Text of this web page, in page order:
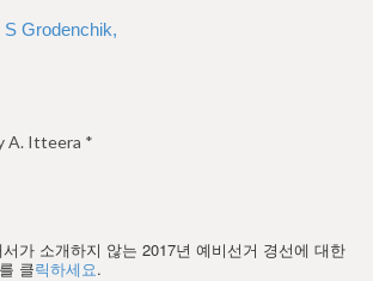
S Grodenchik,
A. Itteera *
가 소개하지 않는 2017년 예비선거 경선에 대한
클릭하세요.